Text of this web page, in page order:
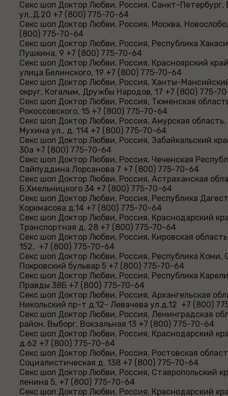
Секс шоп Доктор Любви, Россия, Санкт-Петербург,
ул.,Д.20 +7 (800) 775-70-64
Секс шоп Доктор Любви, Россия, Москва,
(800) 775-70-64
Секс шоп Доктор Любви, Россия, Республика
Пушкина, 9 +7 (800) 775-70-64
Секс шоп Доктор Любви, Россия, Красноярский
улица Белинского, 19 +7 (800) 775-70-64
Секс шоп Доктор Любви, Россия, Ханты-
округ, Когалым, Дружбы Народов, 17 +7 (800) 775-
Секс шоп Доктор Любви, Россия, Тюменская
Рокоссовского, 15 +7 (800) 775-70-64
Секс шоп Доктор Любви, Россия, Амурская
Мухина ул., д. 114 +7 (800) 775-70-64
Секс шоп Доктор Любви, Россия, Забайкальский
30а +7 (800) 775-70-64
Секс шоп Доктор Любви, Россия, Чеченская
Сайпуддина Лорсанова 7 +7 (800) 775-70-64
Секс шоп Доктор Любви, Россия, Астраханская
Б.Хмельницкого 34 +7 (800) 775-70-64
Секс шоп Доктор Любви, Россия, Республика
Коркмасова д.14 +7 (800) 775-70-64
Секс шоп Доктор Любви, Россия, Краснодарский
Транспортная д. 28 +7 (800) 775-70-64
Секс шоп Доктор Любви, Россия, Кировская
152, +7 (800) 775-70-64
Секс шоп Доктор Любви, Россия, Республика Коми,
Покровский бульвар 5 +7 (800) 775-70-64
Секс шоп Доктор Любви, Россия, Республика
Правды 38Б +7 (800) 775-70-64
Секс шоп Доктор Любви, Россия, Архангельская
Никольский пр-т д.12- Левачева ул.д.12 +7 (800)
Секс шоп Доктор Любви, Россия, Ленинградская
район, Выборг, Вокзальная 13 +7 (800) 775-70-64
Секс шоп Доктор Любви, Россия, Краснодарский
д.62 +7 (800) 775-70-64
Секс шоп Доктор Любви, Россия, Ростовская
Социалистическая д. 138 +7 (800) 775-70-64
Секс шоп Доктор Любви, Россия, Ставропольский
ленина 5, +7 (800) 775-70-64
Секс шоп Доктор Любви, Россия, Краснодарский